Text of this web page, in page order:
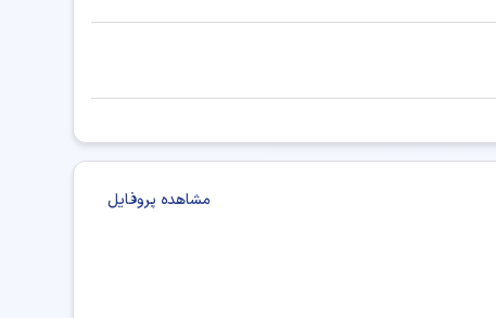
دکتر پزشکی ساری
دکتر پزشکی بندرعباس
مشاهده پروفایل